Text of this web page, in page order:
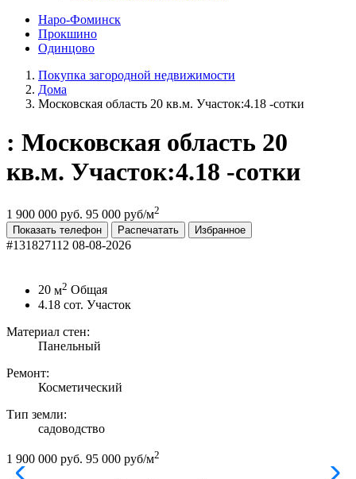
Наро-Фоминск
Прокшино
Одинцово
Покупка загородной недвижимости
Дома
Московская область 20 кв.м. Участок:4.18 -сотки
: Московская область 20
кв.м. Участок:4.18 -сотки
1 900 000 руб. 95 000 руб/м2
Показать телефон
Распечатать Избранное
#131827112 08-08-2026
20 м2 Общая
4.18 сот. Участок
Материал стен:
Панельный
Ремонт:
Косметический
Тип земли:
садоводство
1 900 000 руб. 95 000 руб/м2